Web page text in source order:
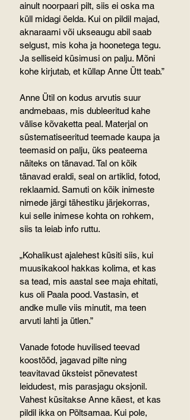
ainult noorpaari pilt, siis ei oska ma
küll midagi öelda. Kui on pildil majad,
aknaraami või ukseaugu abil saab
selgust, mis koha ja hoonetega tegu.
Ja selliseid küsimusi on palju. Mõni
kohe kirjutab, et küllap Anne Ütt teab.”
Anne Ütil on kodus arvutis suur
andmebaas, mis dubleeritud kahe
välise kõvaketta peal. Materjal on
süstematiseeritud teemade kaupa ja
teemasid on palju, üks peateema
näiteks on tänavad. Tal on kõik
tänavad eraldi, seal on artiklid, fotod,
reklaamid. Samuti on kõik inimeste
nimede järgi tähestiku järjekorras,
kui selle inimese kohta on rohkem,
siis ta leiab info ruttu.
„Kohalikust ajalehest küsiti siis, kui
muusikakool hakkas kolima, et kas
sa tead, mis aastal see maja ehitati,
kus oli Paala pood. Vastasin, et
andke mulle viis minutit, ma teen
arvuti lahti ja ütlen.”
Vanade fotode huvilised teevad
koostööd, jagavad pilte ning
teavitavad üksteist põnevatest
leidudest, mis parasjagu oksjonil.
Vahest küsitakse Anne käest, et kas
pildil ikka on Põltsamaa. Kui pole,